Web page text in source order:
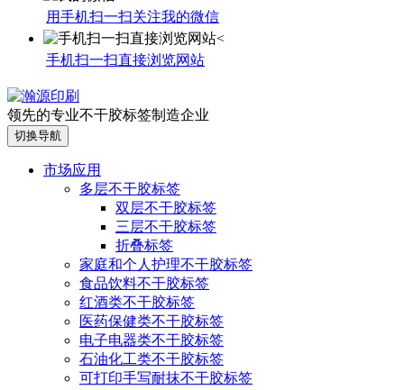
用手机扫一扫关注我的微信
手机扫一扫直接浏览网站
领先的专业不干胶标签制造企业
切换导航
市场应用
多层不干胶标签
双层不干胶标签
三层不干胶标签
折叠标签
家庭和个人护理不干胶标签
食品饮料不干胶标签
红酒类不干胶标签
医药保健类不干胶标签
电子电器类不干胶标签
石油化工类不干胶标签
可打印手写耐抹不干胶标签